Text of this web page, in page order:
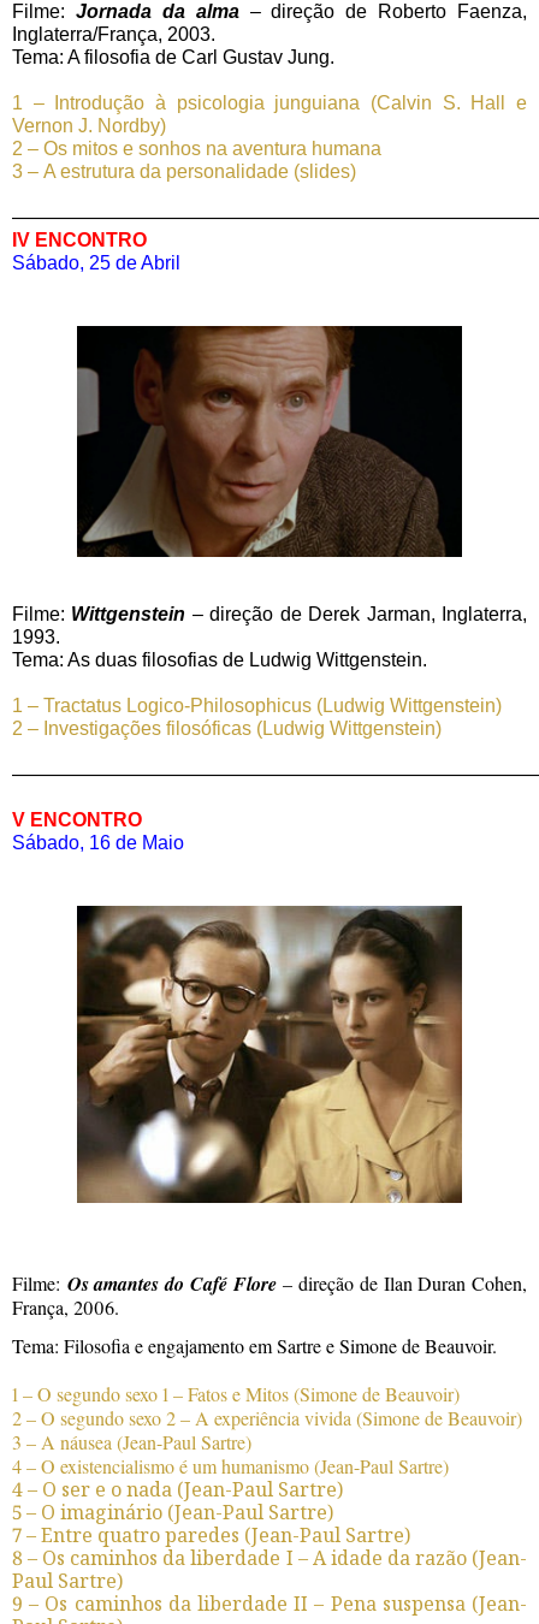
Filme: Jornada da alma– direção de Roberto Faenza,
Inglaterra/França, 2003.
Tema: A filosofia de Carl Gustav Jung.
1 – Introdução à psicologia junguiana (Calvin S. Hall e
Vernon J. Nordby)
2 – Os mitos e sonhos na aventura humana
3 – A estrutura da personalidade (slides)
IV ENCONTRO
Sábado, 25 de Abril
Filme: Wittgenstein – direção de Derek Jarman, Inglaterra,
1993.
Tema: As duas filosofias de Ludwig Wittgenstein.
1 – Tractatus Logico-Philosophicus (Ludwig Wittgenstein)
2 – Investigações filosóficas (Ludwig Wittgenstein)
V ENCONTRO
Sábado, 16 de Maio
Filme: Os amantes do Café Flore– direção de Ilan Duran Cohen,
França, 2006.
Tema: Filosofia e engajamento em Sartre e Simone de Beauvoir.
1 – O segundo sexo 1 – Fatos e Mitos (Simone de Beauvoir)
2 – O segundo sexo 2 – A experiência vivida (Simone de Beauvoir)
3 – A náusea (Jean-Paul Sartre)
4 – O existencialismo é um humanismo (Jean-Paul Sartre)
4 – O ser e o nada (Jean-Paul Sartre)
5 – O imaginário (Jean-Paul Sartre)
7 – Entre quatro paredes (Jean-Paul Sartre)
8 – Os caminhos da liberdade I – A idade da razão (Jean-
Paul Sartre)
9 – Os caminhos da liberdade II – Pena suspensa (Jean-